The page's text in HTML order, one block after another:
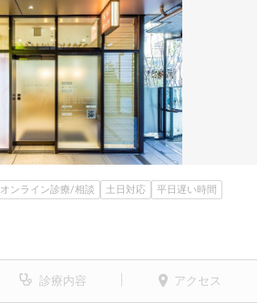
オンライン診療/相談 土日対応
平日遅い時間
診療内容 アクセス